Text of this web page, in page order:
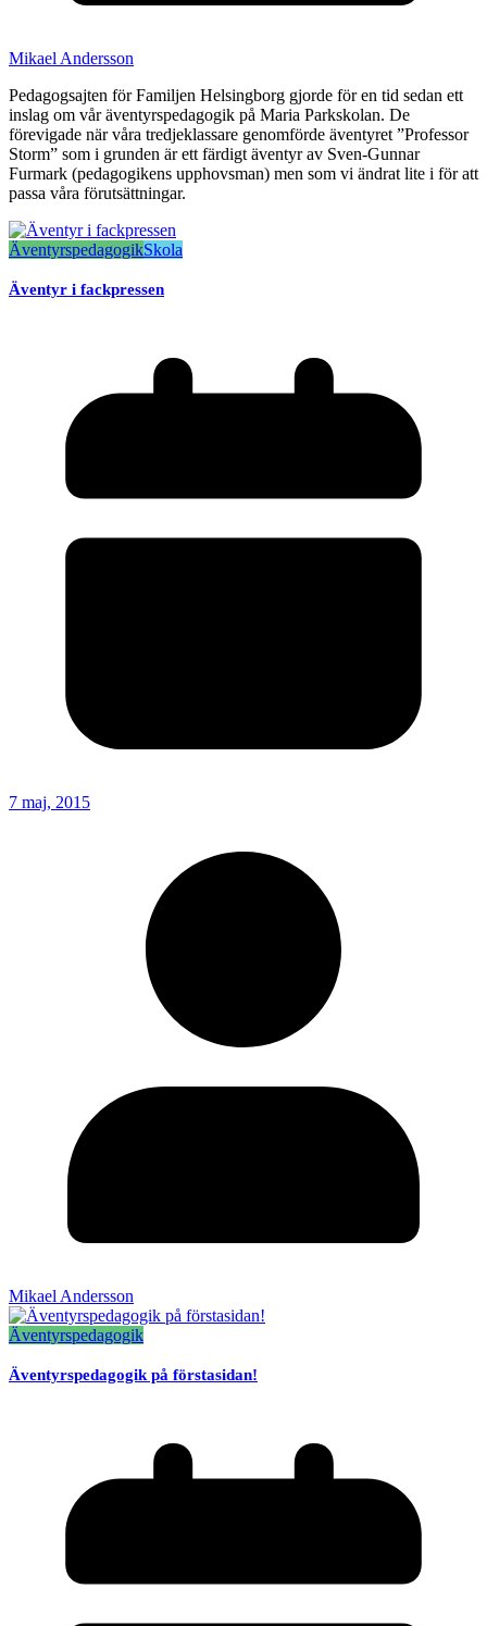
Mikael Andersson
Pedagogsajten för Familjen Helsingborg gjorde för en tid sedan ett
inslag om vår äventyrspedagogik på Maria Parkskolan. De
förevigade när våra tredjeklassare genomförde äventyret ”Professor
Storm” som i grunden är ett färdigt äventyr av Sven-Gunnar
Furmark (pedagogikens upphovsman) men som vi ändrat lite i för att
passa våra förutsättningar.
ÄventyrspedagogikSkola
Äventyr i fackpressen
7 maj, 2015
Mikael Andersson
Äventyrspedagogik
Äventyrspedagogik på förstasidan!